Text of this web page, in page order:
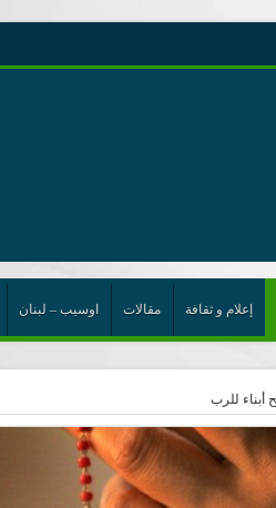
شرط واجب للخروج من حالة الجمود
إعلام و ثقافة مقالات اوسيب – لبنان